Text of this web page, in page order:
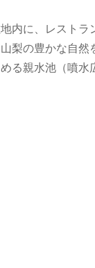
内に、レスト
梨の豊かな自
る親水池（噴